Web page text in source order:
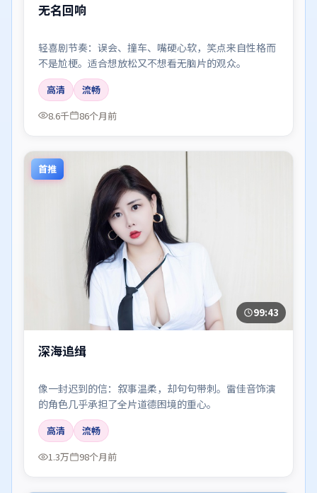
无名回响
轻喜剧节奏：误会、撞车、嘴硬心软，笑点来自性格而
不是尬梗。适合想放松又不想看无脑片的观众。
高清
流畅
8.6千
86个月前
首推
99:43
深海追缉
像一封迟到的信：叙事温柔，却句句带刺。雷佳音饰演
的角色几乎承担了全片道德困境的重心。
高清
流畅
1.3万
98个月前